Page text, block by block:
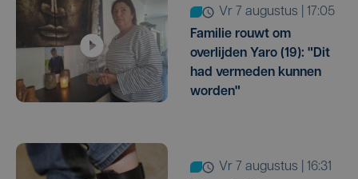
vr 7 augustus | 17:05
Familie rouwt om
overlijden Yaro (19): "Dit
had vermeden kunnen
worden"
vr 7 augustus | 16:31